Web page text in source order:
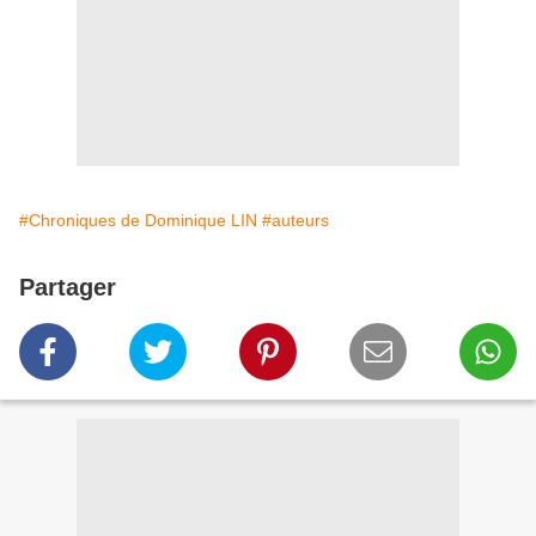
#Chroniques de Dominique LIN #auteurs
Partager